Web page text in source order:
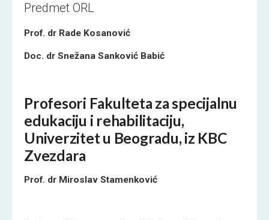
Predmet ORL
Prof. dr Rade Kosanović
Doc. dr Snežana Sanković Babić
Profesori Fakulteta za specijalnu
edukaciju i rehabilitaciju,
Univerzitet u Beogradu, iz KBC
Zvezdara
Prof. dr Miroslav Stamenković